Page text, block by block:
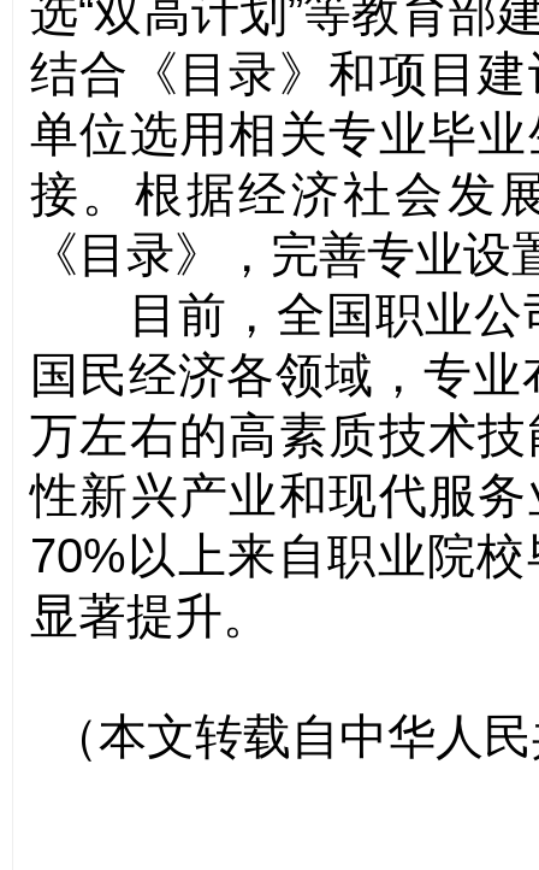
选“双高计划”等教育部
结合《目录》和项目
单位选用相关专业毕
接。根据经济社会发
《目录》，完善专业设
目前，全国职业公
国民经济各领域，专业
万左右的高素质技术
性新兴产业和现代服
70%以上来自职业院
显著提升。
（本文转载自中华人